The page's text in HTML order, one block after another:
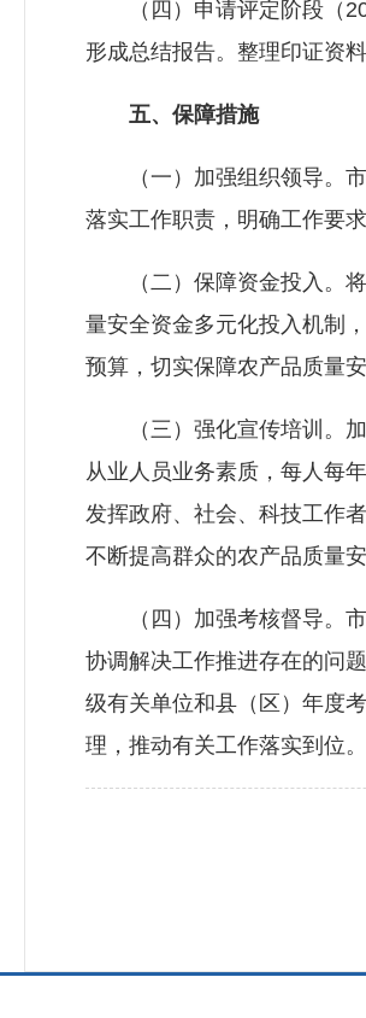
（四）申请评定阶段（
形成总结报告。整理印证资
五、保障措施
（一）加强组织领导。市
落实工作职责，明确工作要
（二）保障资金投入。将
量安全资金多元化投入机制
预算，切实保障农产品质量
（三）强化宣传培训。加
从业人员业务素质，每人每
发挥政府、社会、科技工作
不断提高群众的农产品质量安
（四）加强考核督导。市
协调解决工作推进存在的问
级有关单位和县（区）年度
理，推动有关工作落实到位。